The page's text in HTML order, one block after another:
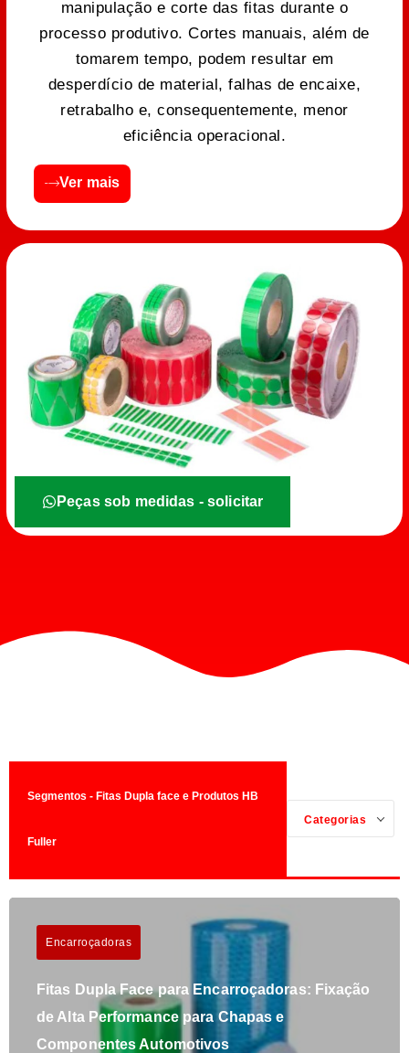
manipulação e corte das fitas durante o
processo produtivo. Cortes manuais, além de
tomarem tempo, podem resultar em
desperdício de material, falhas de encaixe,
retrabalho e, consequentemente, menor
eficiência operacional.
Ver mais
Peças sob medidas - solicitar
Segmentos - Fitas Dupla face e Produtos HB
Fuller
Categorias
Encarroçadoras
Fitas Dupla Face para Encarroçadoras: Fixação
de Alta Performance para Chapas e
Componentes Automotivos